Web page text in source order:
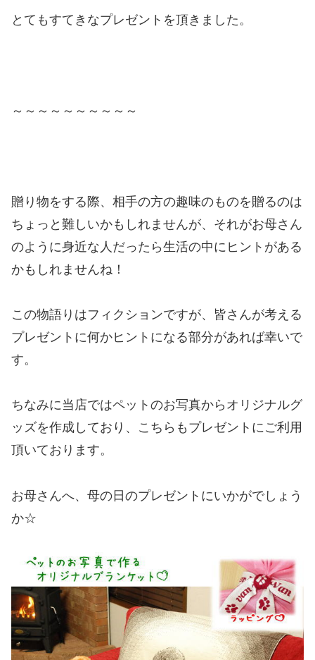
とてもすてきなプレゼントを頂きました。
～～～～～～～～～～
贈り物をする際、相手の方の趣味のものを贈るのは
ちょっと難しいかもしれませんが、それがお母さん
のように身近な人だったら生活の中にヒントがある
かもしれませんね！
この物語りはフィクションですが、皆さんが考える
プレゼントに何かヒントになる部分があれば幸いで
す。
ちなみに当店ではペットのお写真からオリジナルグ
ッズを作成しており、こちらもプレゼントにご利用
頂いております。
お母さんへ、母の日のプレゼントにいかがでしょう
か☆